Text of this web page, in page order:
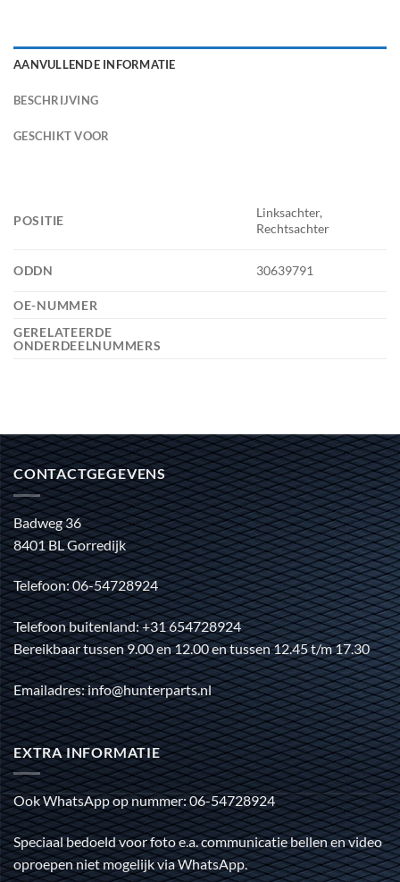
AANVULLENDE INFORMATIE
BESCHRIJVING
GESCHIKT VOOR
POSITIE
Linksachter,
Rechtsachter
ODDN 30639791
OE-NUMMER
GERELATEERDE
ONDERDEELNUMMERS
CONTACTGEGEVENS
Badweg 36
8401 BL Gorredijk
Telefoon: 06-54728924
Telefoon buitenland: +31 654728924
Bereikbaar tussen 9.00 en 12.00 en tussen 12.45 t/m 17.30
Emailadres: info@hunterparts.nl
EXTRA INFORMATIE
Ook WhatsApp op nummer: 06-54728924
Speciaal bedoeld voor foto e.a. communicatie bellen en video
oproepen niet mogelijk via WhatsApp.